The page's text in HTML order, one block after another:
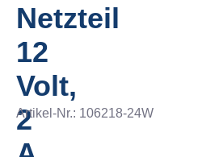
Netzteil
12
Volt,
2
Artikel-Nr.: 106218-24W